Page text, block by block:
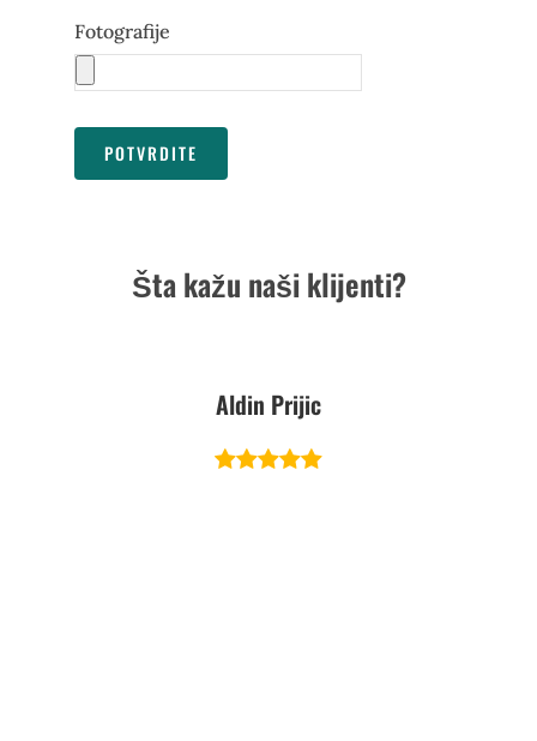
Fotografije
Šta kažu naši klijenti?
Aldin Prijic